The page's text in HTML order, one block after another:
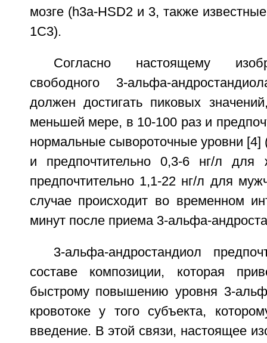
мозге (h3a-HSD2 и 3, также
1C3).
Согласно настоящему
свободного 3-альфа-
должен достигать пиковых
меньшей мере, в 10-100 раз и
нормальные сывороточные уровни [4]
и предпочтительно 0,3-6 нг/л
предпочтительно 1,1-22 нг/л для
случае происходит во временном
минут после приема 3-альфа-
3-альфа-андростандиол
составе композиции, которая
быстрому повышению уровня 3-
кровотоке у того субъекта,
введение. В этой связи, настоящее